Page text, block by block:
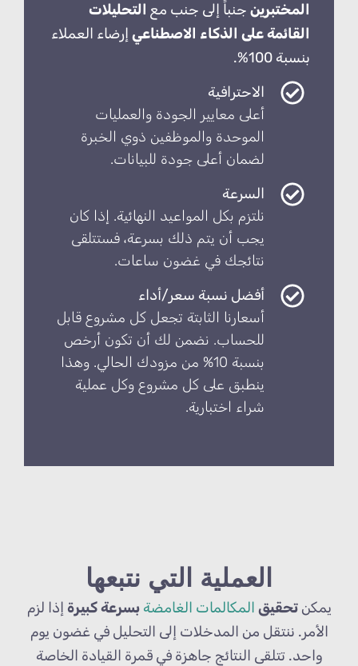
المختبرين جنباً إلى جنب مع التحليلات
القائمة على الذكاء الاصطناعي إرضاء العملاء
بنسبة 100%.
الاحترافية
أعلى معايير الجودة والعمليات
الموحدة والموظفين ذوي الخبرة
لضمان أعلى جودة للبيانات.
السرعة
نلتزم بكل المواعيد النهائية. إذا كان
يجب أن يتم ذلك بسرعة، فستتلقى
نتائجك في غضون ساعات.
أفضل نسبة سعر/أداء
أسعارنا الثابتة تجعل كل مشروع قابل
للحساب. نضمن لك أن تكون أرخص
بنسبة 10% من مزودك الحالي. وهذا
ينطبق على كل مشروع وكل عملية
شراء اختبارية.
العملية التي نتبعها
يمكنتحقيق المكالمات الغامضة بسرعة كبيرة إذا لزم
الأمر. ننتقل من المدخلات إلى التحليل في غضون يوم
واحد. تتلقى النتائج جاهزة في قمرة القيادة الخاصة